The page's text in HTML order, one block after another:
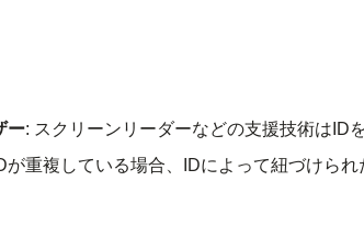
ー: スクリーンリーダーなどの支援技術はID
が重複している場合、IDによって紐づけら